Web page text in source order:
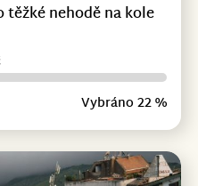
nehodě na kole
Vybráno 22 %